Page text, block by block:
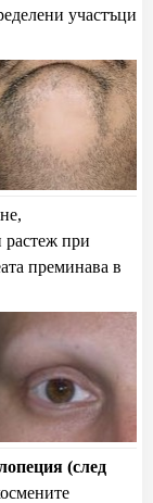
участъци
растеж при
преминава в
(след